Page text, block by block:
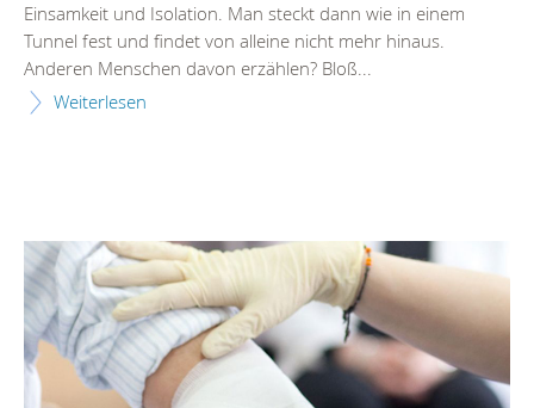
Einsamkeit und Isolation. Man steckt dann wie in einem
Tunnel fest und findet von alleine nicht mehr hinaus.
Anderen Menschen davon erzählen? Bloß...
Weiterlesen